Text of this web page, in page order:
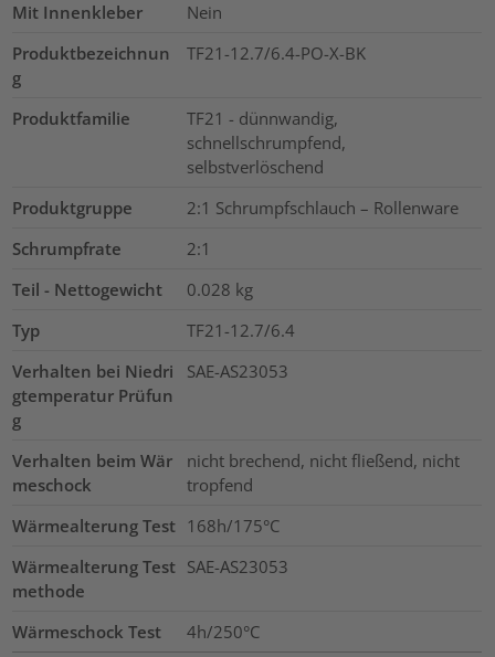
Mit Innenkleber
Nein
Produktbezeichnun
g
TF21-12.7/6.4-PO-X-BK
Produktfamilie
TF21 - dünnwandig,
schnellschrumpfend,
selbstverlöschend
Produktgruppe
2:1 Schrumpfschlauch – Rollenware
Schrumpfrate
2:1
Teil - Nettogewicht
0.028 kg
Typ
TF21-12.7/6.4
Verhalten bei Niedri
gtemperatur Prüfun
g
SAE-AS23053
Verhalten beim Wär
meschock
nicht brechend, nicht fließend, nicht
tropfend
Wärmealterung Test 168h/175°C
Wärmealterung Test
methode
SAE-AS23053
Wärmeschock Test 4h/250°C